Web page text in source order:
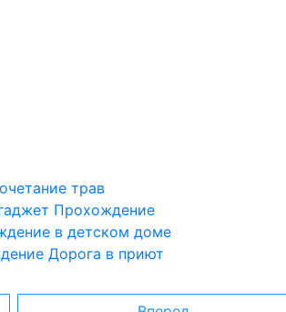
трав
Прохождение
в детском доме
Дорога в приют